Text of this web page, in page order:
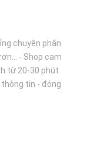
chuyên phân
- Shop cam
từ 20-30 phút
tin - đóng